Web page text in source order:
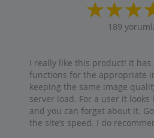
189
I really like this product! It has
functions for the appropriate
keeping the same image
server load. For a user it
and you can forget about it.
the site’s speed. I do